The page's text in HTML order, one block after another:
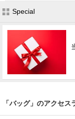
Special
「バッグ」のアクセス